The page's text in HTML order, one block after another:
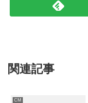
関連記事
CM